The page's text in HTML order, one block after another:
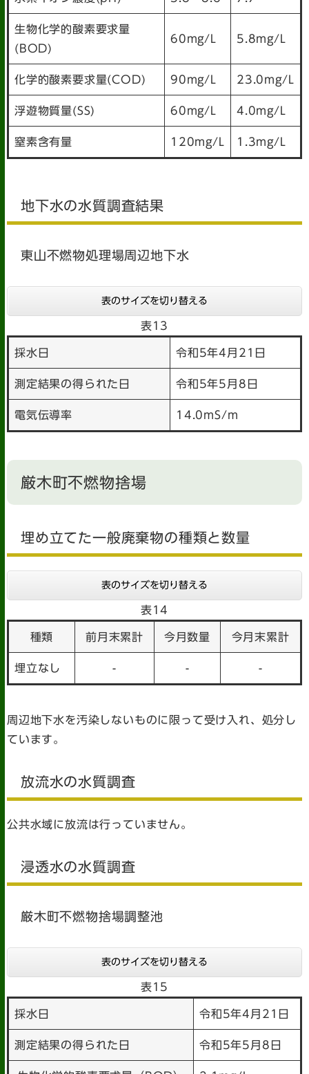
生物化学的酸素要求量
(BOD)
60mg/L 5.8mg/L
化学的酸素要求量(COD) 90mg/L 23.0mg/L
浮遊物質量(SS) 60mg/L 4.0mg/L
窒素含有量 120mg/L 1.3mg/L
地下水の水質調査結果
東山不燃物処理場周辺地下水
表のサイズを切り替える
表13
採水日 令和5年4月21日
測定結果の得られた日 令和5年5月8日
電気伝導率 14.0mS/m
厳木町不燃物捨場
埋め立てた一般廃棄物の種類と数量
表のサイズを切り替える
表14
種類 前月末累計 今月数量 今月末累計
埋立なし - - -
周辺地下水を汚染しないものに限って受け入れ、処分し
ています。
放流水の水質調査
公共水域に放流は行っていません。
浸透水の水質調査
厳木町不燃物捨場調整池
表のサイズを切り替える
表15
採水日 令和5年4月21日
測定結果の得られた日 令和5年5月8日